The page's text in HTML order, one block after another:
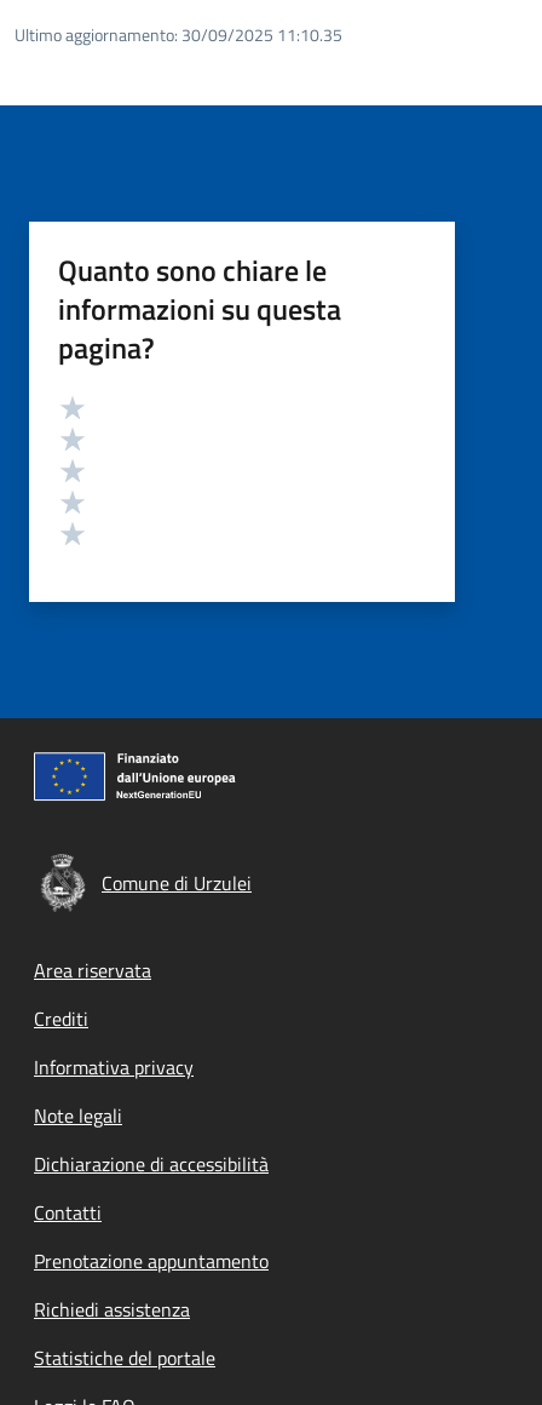
Ultimo aggiornamento: 30/09/2025 11:10.35
Quanto sono chiare le
informazioni su questa
pagina?
Valutazione
Comune di Urzulei
Footer menu
Area riservata
Crediti
Informativa privacy
Note legali
Dichiarazione di accessibilità
Contatti
Prenotazione appuntamento
Richiedi assistenza
Statistiche del portale